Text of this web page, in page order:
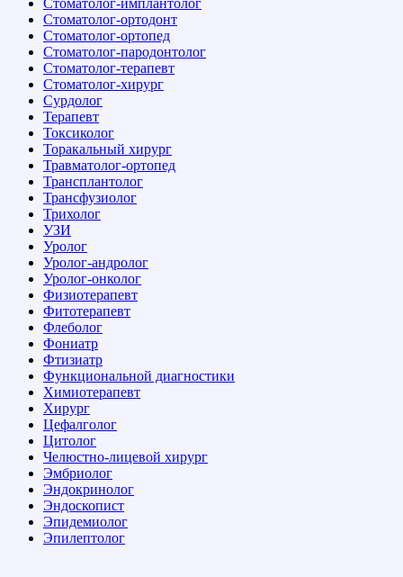
Стоматолог-имплантолог
Стоматолог-ортодонт
Стоматолог-ортопед
Стоматолог-пародонтолог
Стоматолог-терапевт
Стоматолог-хирург
Сурдолог
Терапевт
Токсиколог
Торакальный хирург
Травматолог-ортопед
Трансплантолог
Трансфузиолог
Трихолог
УЗИ
Уролог
Уролог-андролог
Уролог-онколог
Физиотерапевт
Фитотерапевт
Флеболог
Фониатр
Фтизиатр
Функциональной диагностики
Химиотерапевт
Хирург
Цефалголог
Цитолог
Челюстно-лицевой хирург
Эмбриолог
Эндокринолог
Эндоскопист
Эпидемиолог
Эпилептолог